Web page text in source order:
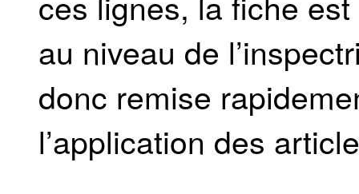
au niveau de
donc remise
l’application des